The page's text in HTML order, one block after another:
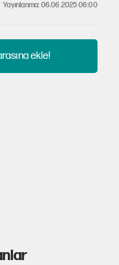
Yayınlanma: 06.06.2025 06:00
ekle!